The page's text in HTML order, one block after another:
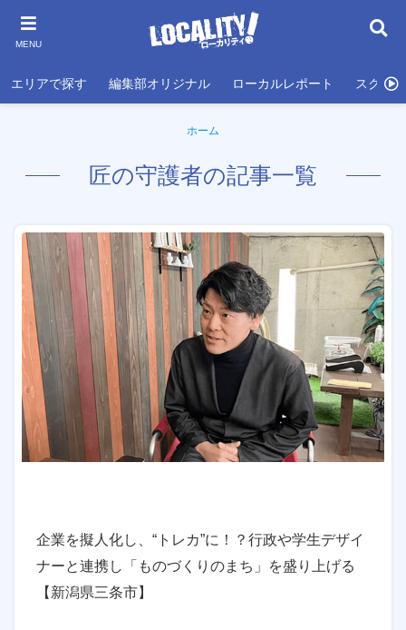
MENU
エリアで探す 編集部オリジナル ローカルレポート スクール
ホーム
匠の守護者の記事一覧
企業を擬人化し、“トレカ”に！？行政や学生デザイ
ナーと連携し「ものづくりのまち」を盛り上げる
【新潟県三条市】